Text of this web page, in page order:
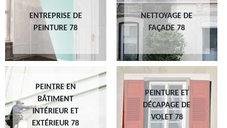
ENTREPRISE DE
PEINTURE 78
NETTOYAGE DE
FAÇADE 78
PEINTRE EN
BÂTIMENT
INTÉRIEUR ET
EXTÉRIEUR 78
PEINTURE ET
DÉCAPAGE DE
VOLET 78